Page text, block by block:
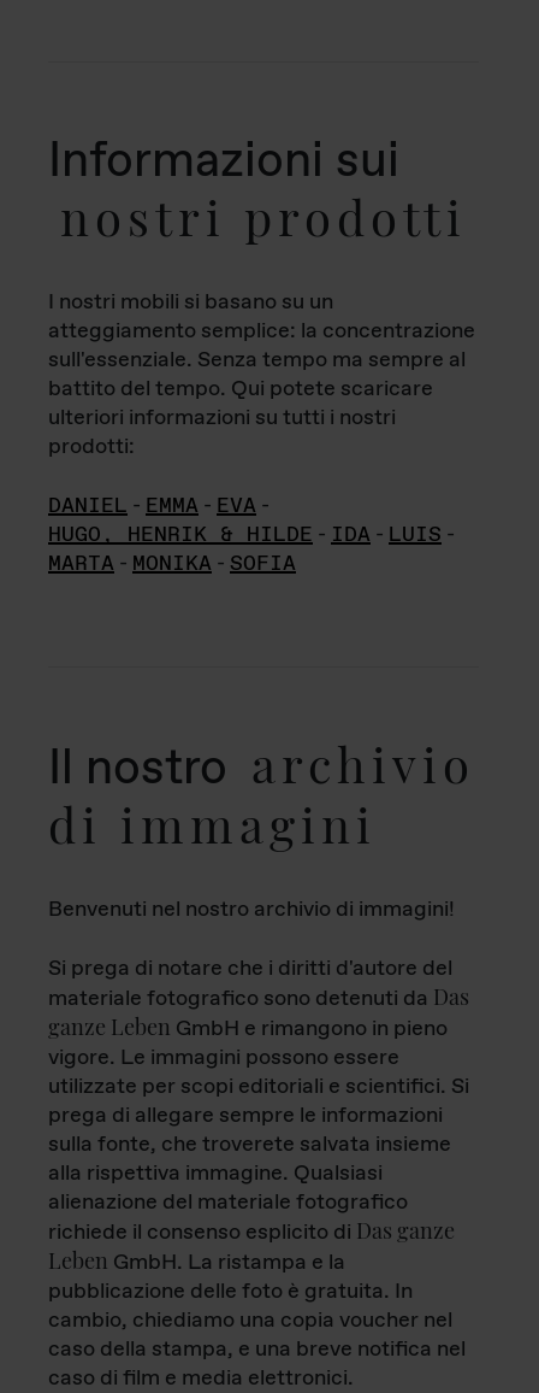
Informazioni sui
nostri prodotti
I nostri mobili si basano su un
atteggiamento semplice: la concentrazione
sull'essenziale. Senza tempo ma sempre al
battito del tempo. Qui potete scaricare
ulteriori informazioni su tutti i nostri
prodotti:
DANIEL - EMMA - EVA -
HUGO, HENRIK & HILDE - IDA - LUIS -
MARTA - MONIKA - SOFIA
Il nostro archivio
di immagini
Benvenuti nel nostro archivio di immagini!
Si prega di notare che i diritti d'autore del
materiale fotografico sono detenuti da Das
ganze Leben GmbH e rimangono in pieno
vigore. Le immagini possono essere
utilizzate per scopi editoriali e scientifici. Si
prega di allegare sempre le informazioni
sulla fonte, che troverete salvata insieme
alla rispettiva immagine. Qualsiasi
alienazione del materiale fotografico
richiede il consenso esplicito di Das ganze
Leben GmbH. La ristampa e la
pubblicazione delle foto è gratuita. In
cambio, chiediamo una copia voucher nel
caso della stampa, e una breve notifica nel
caso di film e media elettronici.